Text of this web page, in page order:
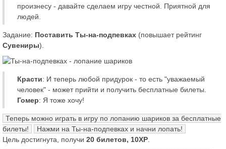
произнесу - давайте сделаем игру честной. Приятной для
людей.
Задание: Поставить Ты-на-подпевках (повышает рейтинг
Сувениры).
Красти: И теперь любой придурок - то есть "уважаемый
человек" - может прийти и получить бесплатные билеты.
Гомер: Я тоже хочу!
Теперь можно играть в игру по лопанию шариков за бесплатные
билеты!
Нажми на Ты-на-подпевках и начни лопать!
Цель достигнута, получи 20 билетов, 10XP